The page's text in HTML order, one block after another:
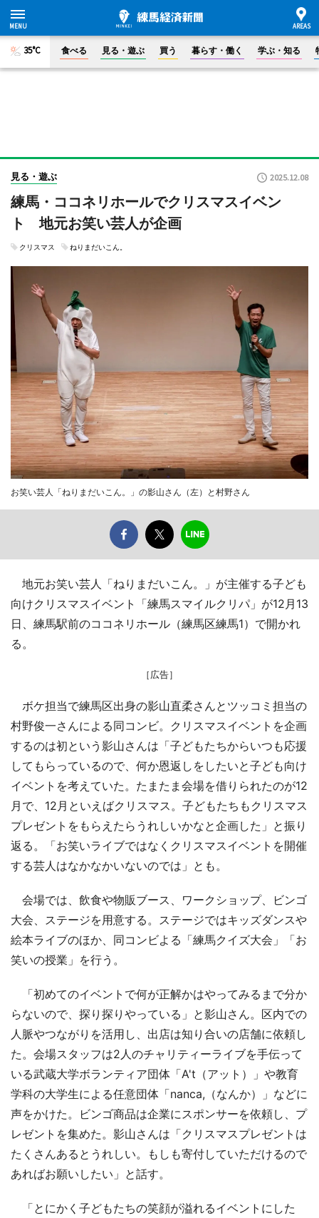
35°C 食べる 見る・遊ぶ 買う 暮らす・働く 学ぶ・知る
見る・遊ぶ 2025.12.08
練馬・ココネリホールでクリスマスイベン
ト 地元お笑い芸人が企画
クリスマス ねりまだいこん。
お笑い芸人「ねりまだいこん。」の影山さん（左）と村野さん
地元お笑い芸人「ねりまだいこん。」が主催する子ども
向けクリスマスイベント「練馬スマイルクリパ」が12月13
日、練馬駅前のココネリホール（練馬区練馬1）で開かれ
る。
［広告］
ボケ担当で練馬区出身の影山直柔さんとツッコミ担当の
村野俊一さんによる同コンビ。クリスマスイベントを企画
するのは初という影山さんは「子どもたちからいつも応援
してもらっているので、何か恩返しをしたいと子ども向け
イベントを考えていた。たまたま会場を借りられたのが12
月で、12月といえばクリスマス。子どもたちもクリスマス
プレゼントをもらえたらうれしいかなと企画した」と振り
返る。「お笑いライブではなくクリスマスイベントを開催
する芸人はなかなかいないのでは」とも。
会場では、飲食や物販ブース、ワークショップ、ビンゴ
大会、ステージを用意する。ステージではキッズダンスや
絵本ライブのほか、同コンビよる「練馬クイズ大会」「お
笑いの授業」を行う。
「初めてのイベントで何が正解かはやってみるまで分か
らないので、探り探りやっている」と影山さん。区内での
人脈やつながりを活用し、出店は知り合いの店舗に依頼し
た。会場スタッフは2人のチャリティーライブを手伝って
いる武蔵大学ボランティア団体「A't（アット）」や教育
学科の大学生による任意団体「nanca,（なんか）」などに
声をかけた。ビンゴ商品は企業にスポンサーを依頼し、プ
レゼントを集めた。影山さんは「クリスマスプレゼントは
たくさんあるとうれしい。もしも寄付していただけるので
あればお願いしたい」と話す。
「とにかく子どもたちの笑顔が溢れるイベントにした